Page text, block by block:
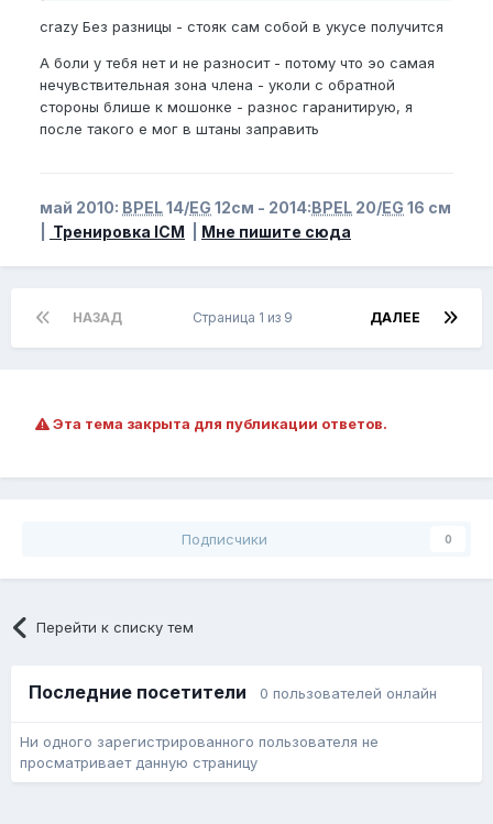
crazy Без разницы - стояк сам собой в укусе получится
А боли у тебя нет и не разносит - потому что эо самая
нечувствительная зона члена - уколи с обратной
стороны блише к мошонке - разнос гаранитирую, я
после такого е мог в штаны заправить
май 2010: BPEL14/EG 12см - 2014:BPEL 20/EG 16 см
Тренировка ICM Мне пишите сюда
НАЗАД ДАЛЕЕ
Страница 1 из 9
Эта тема закрыта для публикации ответов.
Подписчики 0
Перейти к списку тем
Последние посетители 0 пользователей онлайн
Ни одного зарегистрированного пользователя не
просматривает данную страницу